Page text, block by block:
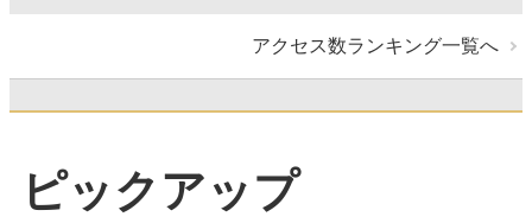
アクセス数ランキング一覧へ
ピックアップ